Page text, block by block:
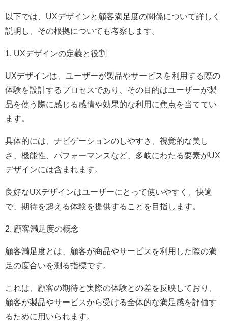
以下では、UXデザインと顧客満足度の関係について詳しく
説明し、その根拠についても考察します。
1. UXデザインの定義と役割
UXデザインは、ユーザーが製品やサービスを利用する際の
体験を設計するプロセスであり、その目的はユーザーが製
品を使う際に感じる感情や効果的な利用に焦点を当ててい
ます。
具体的には、ナビゲーションのしやすさ、視覚的な美し
さ、機能性、パフォーマンスなど、多岐にわたる要素がUX
デザインには含まれます。
良好なUXデザインはユーザーにとって使いやすく、快適
で、期待を超える体験を提供することを目指します。
2. 顧客満足度の概念
顧客満足度とは、顧客が商品やサービスを利用した際の満
足の度合いを測る指標です。
これは、顧客の期待と実際の体験との差を反映しており、
顧客が製品やサービスから受ける全体的な満足感を評価す
るために用いられます。